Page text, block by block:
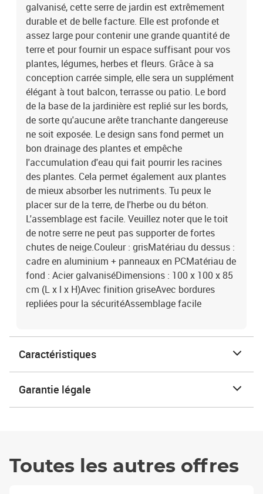
galvanisé, cette serre de jardin est extrêmement
durable et de belle facture. Elle est profonde et
assez large pour contenir une grande quantité de
terre et pour fournir un espace suffisant pour vos
plantes, légumes, herbes et fleurs. Grâce à sa
conception carrée simple, elle sera un supplément
élégant à tout balcon, terrasse ou patio. Le bord
de la base de la jardinière est replié sur les bords,
de sorte qu'aucune arête tranchante dangereuse
ne soit exposée. Le design sans fond permet un
bon drainage des plantes et empêche
l'accumulation d'eau qui fait pourrir les racines
des plantes. Cela permet également aux plantes
de mieux absorber les nutriments. Tu peux le
placer sur de la terre, de l'herbe ou du béton.
L'assemblage est facile. Veuillez noter que le toit
de notre serre ne peut pas supporter de fortes
chutes de neige.Couleur : grisMatériau du dessus :
cadre en aluminium + panneaux en PCMatériau de
fond : Acier galvaniséDimensions : 100 x 100 x 85
cm (L x l x H)Avec finition griseAvec bordures
repliées pour la sécuritéAssemblage facile
Caractéristiques
Garantie légale
Toutes les autres offres